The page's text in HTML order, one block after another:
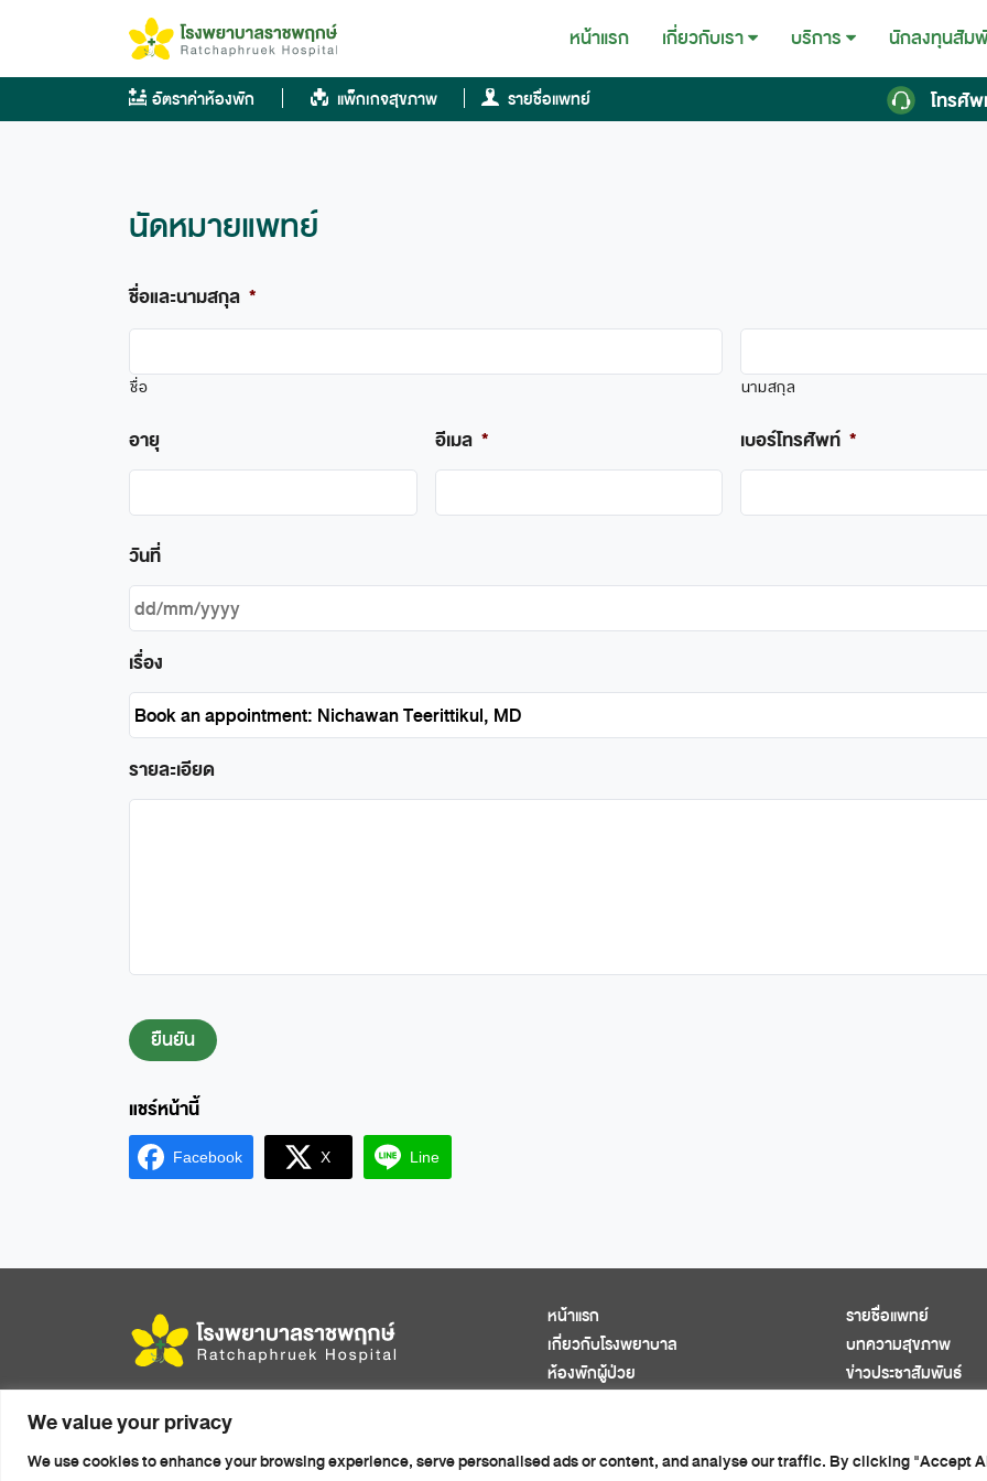
We value your privacy
We use cookies to enhance your browsing experience, serve personalised ads or content, and analyse our traffic. By clicking "Accept
content
หน้าแรก เกี่ยวกับเรา บริการ นักลงทุนสัม
อัตราค่าห้องพัก แพ็กเกจสุขภาพ รายชื่อแพทย์ โทรศั
นัดหมายแพทย์
ชื่อและนามสกุล *
ชื่อ นามสกุล
อายุ อีเมล * เบอร์โทรศัพท์ *
วันที่
เรื่อง
รายละเอียด
Facebook X Line
จังหวัดขอนแก่น รหัสไปรษณีย์ 40000
หน้าแรก
เกี่ยวกับโรงพยาบาล
ห้องพักผู้ป่วย
รายชื่อแพทย์
บทความสุขภาพ
ข่าวประชาสัมพันธ์